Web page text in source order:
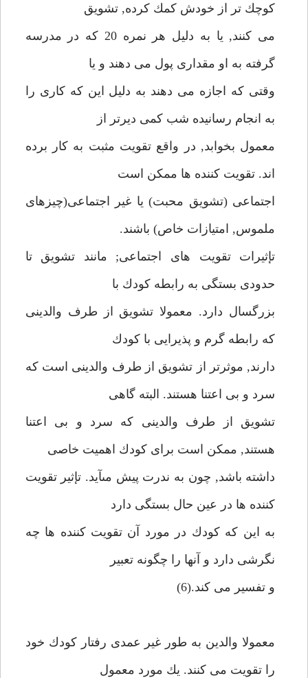
كوچك تر از خودش كمك كرده, تشويق
مى كنند, يا به دليل هر نمره 20 كه در مدرسه
گرفته به او مقدارى پول مى دهند و يا
وقتى كه اجازه مى دهند به دليل اين كه كارى را
به انجام رسانيده شب كمى ديرتر از
معمول بخوابد, در واقع تقويت مثبت به كار برده
اند. تقويت كننده ها ممكن است
اجتماعى (تشويق محبت) يا غير اجتماعى(چيزهاى
ملموس, امتيازات خاص) باشند.
تإثيرات تقويت هاى اجتماعى; مانند تشويق تا
حدودى بستگى به رابطه كودك با
بزرگسال دارد. معمولا تشويق از طرف والدينى
كه رابطه گرم و پذيرايى با كودك
دارند, موثرتر از تشويق از طرف والدينى است كه
سرد و بى اعتنا هستند. البته گاهى
تشويق از طرف والدينى كه سرد و بى اعتنا
هستند, ممكن است براى كودك اهميت خاصى
داشته باشد, چون به ندرت پيش مىآيد. تإثير تقويت
كننده ها در عين حال بستگى دارد
به اين كه كودك در مورد آن تقويت كننده ها چه
نگرشى دارد و آنها را چگونه تعبير
و تفسير مى كند.(6)
معمولا والدين به طور غير عمدى رفتار كودك خود
را تقويت مى كنند. يك مورد معمول